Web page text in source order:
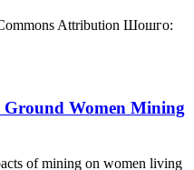
Attribution Шошго:
Ground Women Mining
of mining on women living